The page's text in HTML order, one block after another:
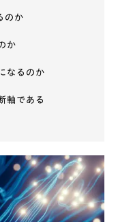
のか
か
なるのか
軸である